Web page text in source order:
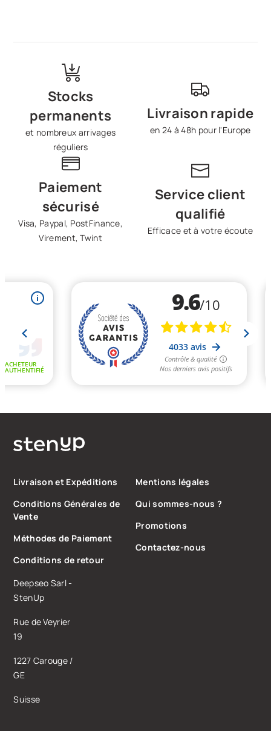
Stocks
permanents
et nombreux arrivages
réguliers
Livraison rapide
en 24 à 48h pour l'Europe
Paiement
sécurisé
Visa, Paypal, PostFinance,
Virement, Twint
Service client
qualifié
Efficace et à votre écoute
Livraison et Expéditions
Conditions Générales de
Vente
Méthodes de Paiement
Conditions de retour
Mentions légales
Qui sommes-nous ?
Promotions
Contactez-nous
Deepseo Sarl -
StenUp
Rue de Veyrier
19
1227 Carouge /
GE
Suisse